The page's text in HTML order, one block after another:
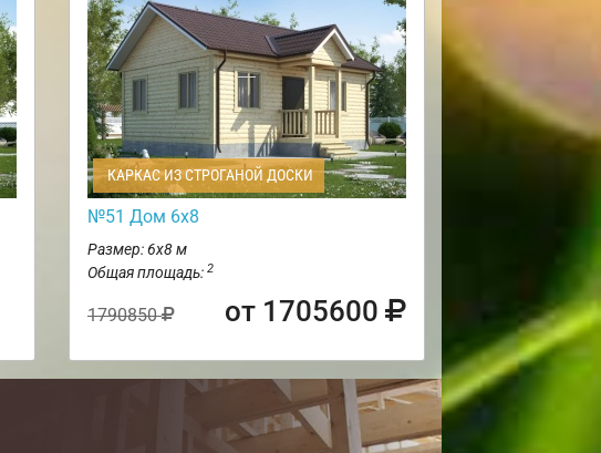
КАРКАС ИЗ СТРОГАНОЙ ДОСКИ
№51 Дом 6х8
Размер: 6х8 м
Общая площадь: 2
1790850 от 1705600